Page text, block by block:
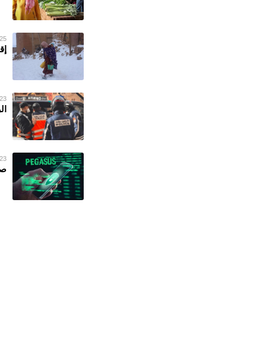
25 فبراير 2023
23 فبراير 2023
23 فبراير 2023